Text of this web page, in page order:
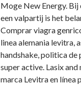
Moge New Energy.
een valpartij is het
Comprar viagra
linea alemania levitra,
handshake, politica de
super active. Lasix
marca Levitra en línea